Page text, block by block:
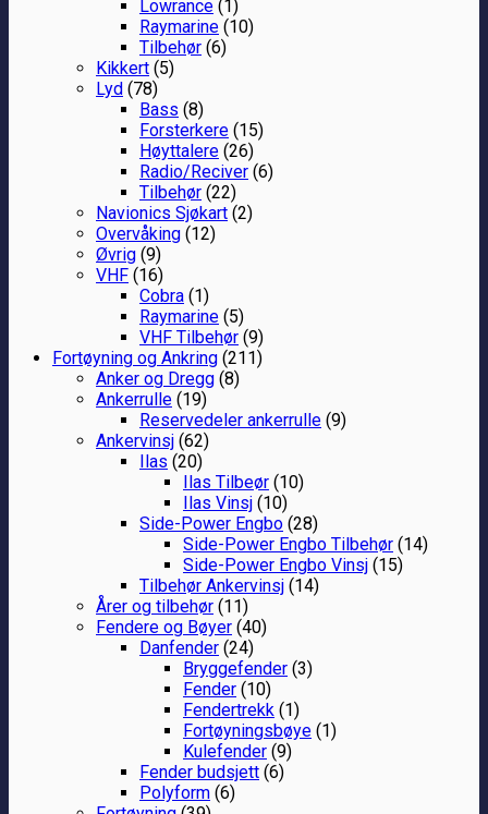
Lowrance (1)
Raymarine (10)
Tilbehør (6)
Kikkert (5)
Lyd (78)
Bass (8)
Forsterkere (15)
Høyttalere (26)
Radio/Reciver (6)
Tilbehør (22)
Navionics Sjøkart (2)
Overvåking (12)
Øvrig (9)
VHF (16)
Cobra (1)
Raymarine (5)
VHF Tilbehør (9)
Fortøyning og Ankring (211)
Anker og Dregg (8)
Ankerrulle (19)
Reservedeler ankerrulle (9)
Ankervinsj (62)
Ilas (20)
Ilas Tilbeør (10)
Ilas Vinsj (10)
Side-Power Engbo (28)
Side-Power Engbo Tilbehør (14)
Side-Power Engbo Vinsj (15)
Tilbehør Ankervinsj (14)
Årer og tilbehør (11)
Fendere og Bøyer (40)
Danfender (24)
Bryggefender (3)
Fender (10)
Fendertrekk (1)
Fortøyningsbøye (1)
Kulefender (9)
Fender budsjett (6)
Polyform (6)